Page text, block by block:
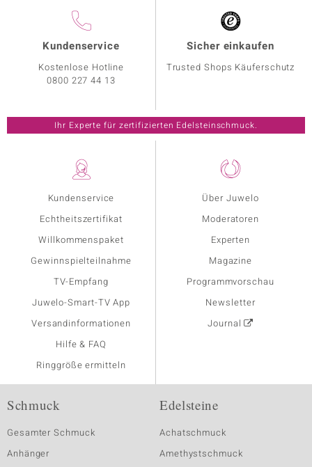
Kundenservice
Echtheitszertifikat
Willkommenspaket
Gewinnspielteilnahme
TV-Empfang
Juwelo-Smart-TV App
Versandinformationen
Hilfe & FAQ
Ringgröße ermitteln
Über Juwelo
Moderatoren
Experten
Magazine
Programmvorschau
Newsletter
Journal
Kundenservice
Kostenlose Hotline
0800 227 44 13
Sicher einkaufen
Trusted Shops Käuferschutz
Ihr Experte für zertifizierten Edelsteinschmuck.
Schmuck
Gesamter Schmuck
Anhänger
Edelsteine
Achatschmuck
Amethystschmuck